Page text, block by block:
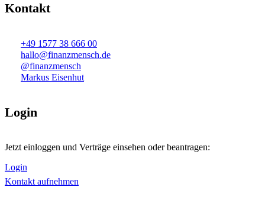
Kontakt
+49 1577 38 666 00
hallo@finanzmensch.de
@finanzmensch
Markus Eisenhut
Login
Jetzt einloggen und Verträge einsehen oder beantragen:
Login
Kontakt aufnehmen